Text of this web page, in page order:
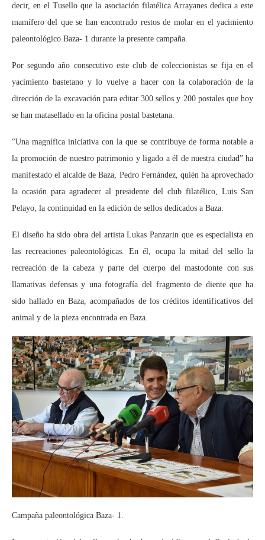
decir, en el Tusello que la asociación filatélica Arrayanes dedica a este
mamífero del que se han encontrado restos de molar en el yacimiento
paleontológico Baza- 1 durante la presente campaña.
Por segundo año consecutivo este club de coleccionistas se fija en el
yacimiento bastetano y lo vuelve a hacer con la colaboración de la
dirección de la excavación para editar 300 sellos y 200 postales que hoy
se han matasellado en la oficina postal bastetana.
“Una magnífica iniciativa con la que se contribuye de forma notable a
la promoción de nuestro patrimonio y ligado a él de nuestra ciudad” ha
manifestado el alcalde de Baza, Pedro Fernández, quién ha aprovechado
la ocasión para agradecer al presidente del club filatélico, Luis San
Pelayo, la continuidad en la edición de sellos dedicados a Baza.
El diseño ha sido obra del artista Lukas Panzarin que es especialista en
las recreaciones paleontológicas. En él, ocupa la mitad del sello la
recreación de la cabeza y parte del cuerpo del mastodonte con sus
llamativas defensas y una fotografía del fragmento de diente que ha
sido hallado en Baza, acompañados de los créditos identificativos del
animal y de la pieza encontrada en Baza.
Campaña paleontológica Baza- 1.